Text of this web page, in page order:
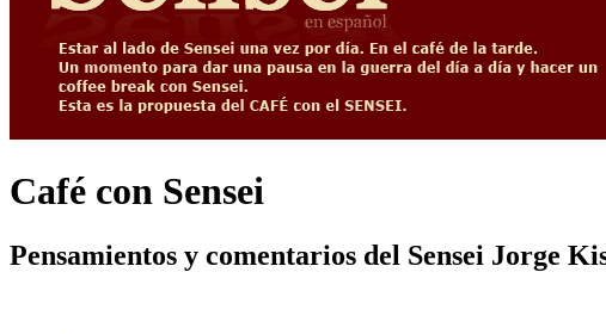
Café con Sensei
Pensamientos y comentarios del Sensei Jorge